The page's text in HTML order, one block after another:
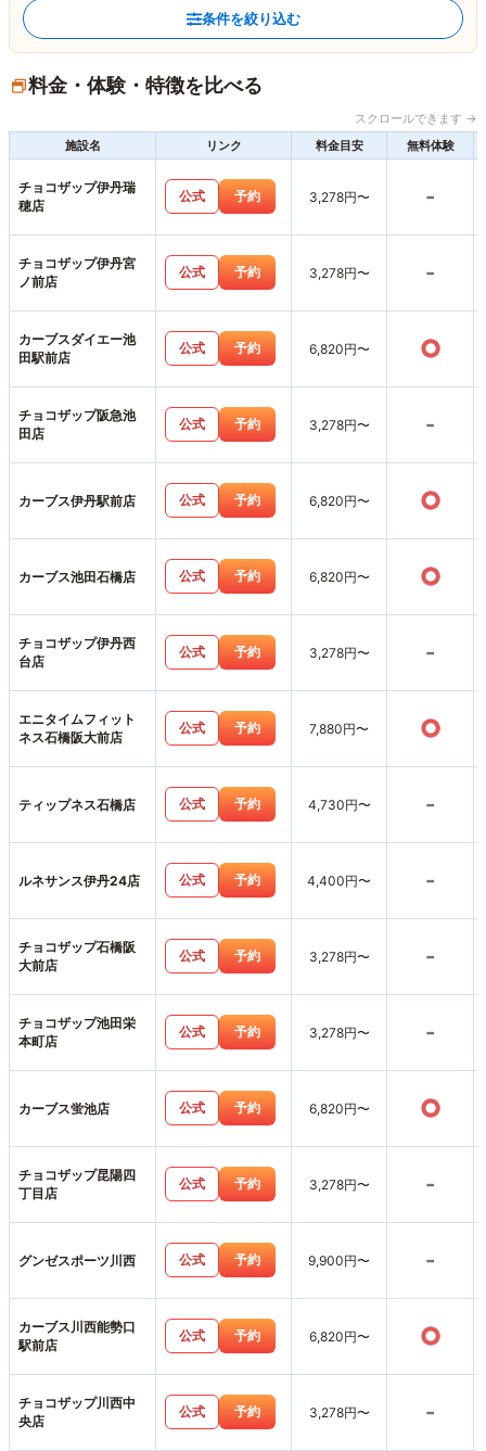
条件を絞り込む
料金・体験・特徴を比べる
スクロールできます →
施設名
リンク 料金目安 無料体験
チョコザップ伊丹瑞
穂店
公式 予約 3,278円〜 -
チョコザップ伊丹宮
ノ前店
公式 予約 3,278円〜 -
カーブスダイエー池
田駅前店
公式 予約 6,820円〜 ○
チョコザップ阪急池
田店
公式 予約 3,278円〜 -
カーブス伊丹駅前店 公式 予約 6,820円〜 ○
カーブス池田石橋店 公式 予約 6,820円〜 ○
チョコザップ伊丹西
台店
公式 予約 3,278円〜 -
エニタイムフィット
ネス石橋阪大前店
公式 予約 7,880円〜 ○
ティップネス石橋店 公式 予約 4,730円〜 -
ルネサンス伊丹24店 公式 予約 4,400円〜 -
チョコザップ石橋阪
大前店
公式 予約 3,278円〜 -
チョコザップ池田栄
本町店
公式 予約 3,278円〜 -
カーブス蛍池店 公式 予約 6,820円〜 ○
チョコザップ昆陽四
丁目店
公式 予約 3,278円〜 -
グンゼスポーツ川西 公式 予約 9,900円〜 -
カーブス川西能勢口
駅前店
公式 予約 6,820円〜 ○
チョコザップ川西中
央店
公式 予約 3,278円〜 -